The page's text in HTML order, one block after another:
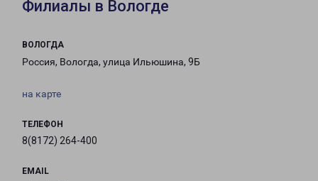
Филиалы в Вологде
ВОЛОГДА
Россия, Вологда, улица Ильюшина, 9Б
на карте
ТЕЛЕФОН
8(8172) 264-400
EMAIL